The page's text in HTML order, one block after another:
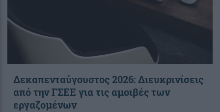
Δεκαπενταύγουστος 2026: Διευκρινίσεις
από την ΓΣΕΕ για τις αμοιβές των
εργαζομένων